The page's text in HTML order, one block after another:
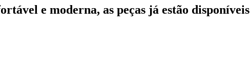
e moderna, as peças já estão disponíveis